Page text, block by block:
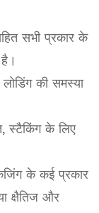
सभी प्रकार के
की समस्या
स्टैकिंग के लिए
के कई प्रकार
क्षैतिज और